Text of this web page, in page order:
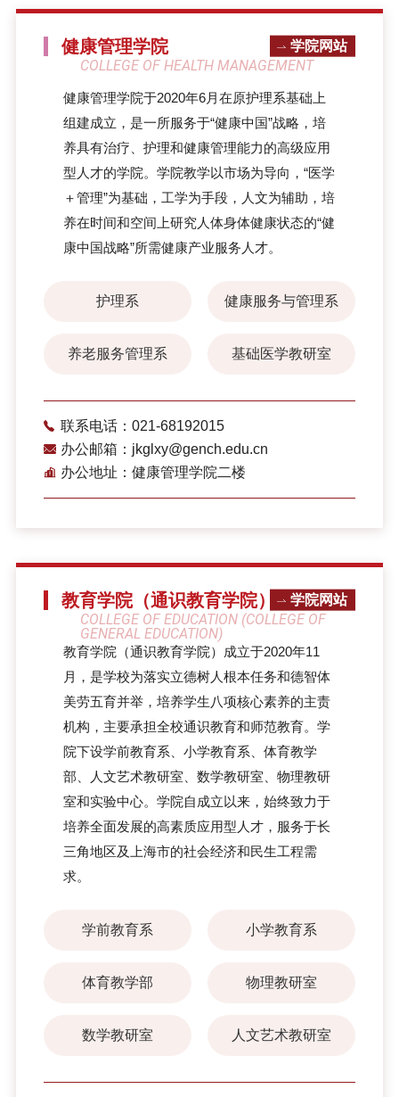
健康管理学院
COLLEGE OF HEALTH MANAGEMENT
学院网站
健康管理学院于2020年6月在原护理系基础上
组建成立，是一所服务于“健康中国”战略，培
养具有治疗、护理和健康管理能力的高级应用
型人才的学院。学院教学以市场为导向，“医学
＋管理”为基础，工学为手段，人文为辅助，培
养在时间和空间上研究人体身体健康状态的“健
康中国战略”所需健康产业服务人才。
护理系 健康服务与管理系
养老服务管理系 基础医学教研室
联系电话：021-68192015
办公邮箱：jkglxy@gench.edu.cn
办公地址：健康管理学院二楼
教育学院（通识教育学院）
COLLEGE OF EDUCATION (COLLEGE OF
GENERAL EDUCATION)
学院网站
教育学院（通识教育学院）成立于2020年11
月，是学校为落实立德树人根本任务和德智体
美劳五育并举，培养学生八项核心素养的主责
机构，主要承担全校通识教育和师范教育。学
院下设学前教育系、小学教育系、体育教学
部、人文艺术教研室、数学教研室、物理教研
室和实验中心。学院自成立以来，始终致力于
培养全面发展的高素质应用型人才，服务于长
三角地区及上海市的社会经济和民生工程需
求。
学前教育系 小学教育系
体育教学部 物理教研室
数学教研室 人文艺术教研室